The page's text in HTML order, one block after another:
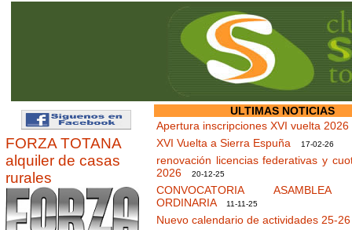
FORZA TOTANA
alquiler de casas
rurales
ULTIMAS NOTICIAS
Apertura inscripciones XVI vuelta 2026
XVI Vuelta a Sierra Espuña
17-02-26
renovación licencias federativas y
2026
20-12-25
CONVOCATORIA ASAMBLEA
ORDINARIA
11-11-25
Nuevo calendario de actividades 25-